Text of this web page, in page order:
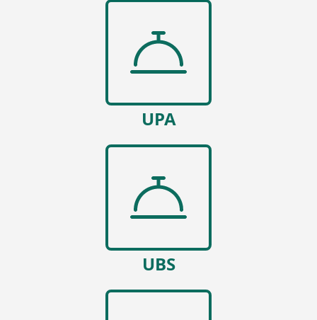
UPA
UBS